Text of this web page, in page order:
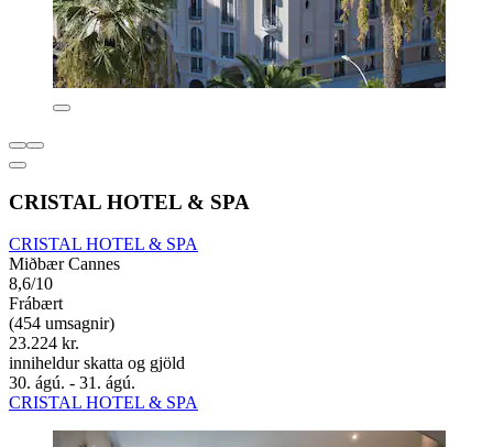
CRISTAL HOTEL & SPA
CRISTAL HOTEL & SPA
Miðbær Cannes
8,6/10
Frábært
(454 umsagnir)
23.224 kr.
inniheldur skatta og gjöld
30. ágú. - 31. ágú.
CRISTAL HOTEL & SPA